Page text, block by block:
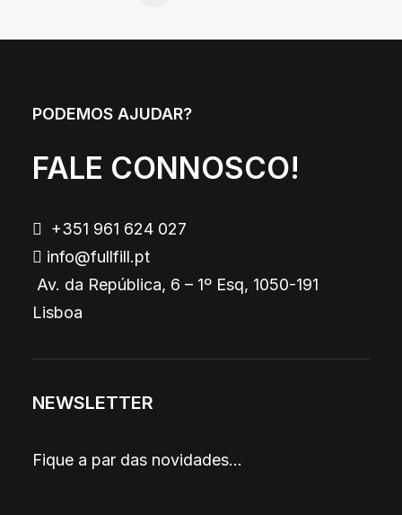
PODEMOS AJUDAR?
FALE CONNOSCO!
+351 961 624 027
info@fullfill.pt
Av. da República, 6 – 1º Esq, 1050-191
Lisboa
NEWSLETTER
Fique a par das novidades…